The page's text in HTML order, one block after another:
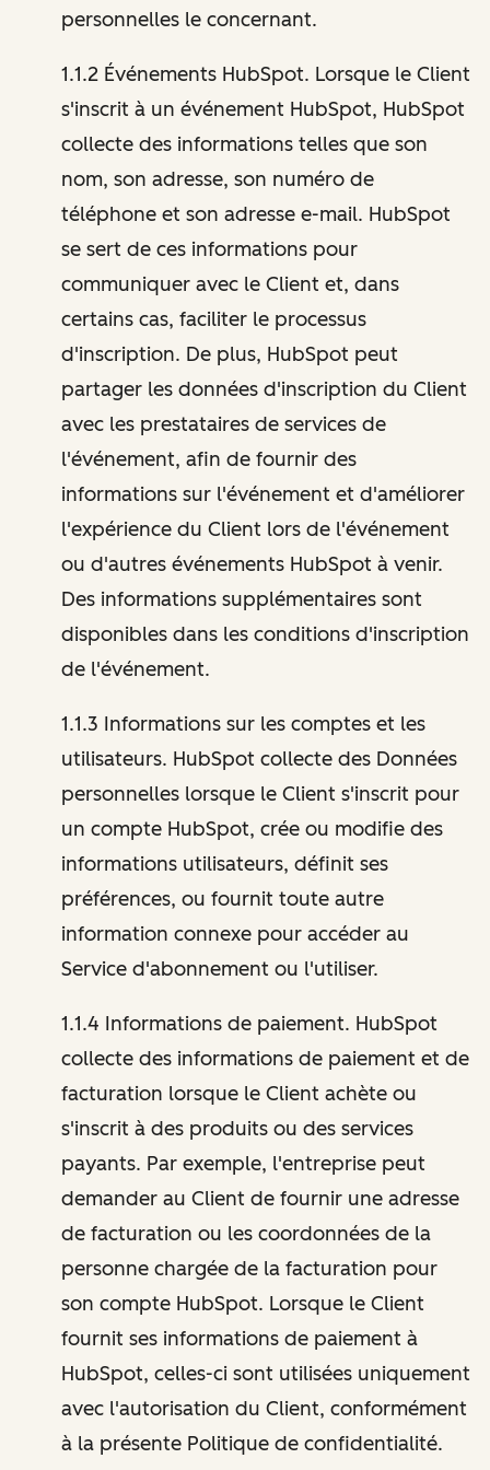
personnelles le concernant.
1.1.2 Événements HubSpot. Lorsque le Client
s'inscrit à un événement HubSpot, HubSpot
collecte des informations telles que son
nom, son adresse, son numéro de
téléphone et son adresse e-mail. HubSpot
se sert de ces informations pour
communiquer avec le Client et, dans
certains cas, faciliter le processus
d'inscription. De plus, HubSpot peut
partager les données d'inscription du Client
avec les prestataires de services de
l'événement, afin de fournir des
informations sur l'événement et d'améliorer
l'expérience du Client lors de l'événement
ou d'autres événements HubSpot à venir.
Des informations supplémentaires sont
disponibles dans les conditions d'inscription
de l'événement.
1.1.3 Informations sur les comptes et les
utilisateurs. HubSpot collecte des Données
personnelles lorsque le Client s'inscrit pour
un compte HubSpot, crée ou modifie des
informations utilisateurs, définit ses
préférences, ou fournit toute autre
information connexe pour accéder au
Service d'abonnement ou l'utiliser.
1.1.4 Informations de paiement. HubSpot
collecte des informations de paiement et de
facturation lorsque le Client achète ou
s'inscrit à des produits ou des services
payants. Par exemple, l'entreprise peut
demander au Client de fournir une adresse
de facturation ou les coordonnées de la
personne chargée de la facturation pour
son compte HubSpot. Lorsque le Client
fournit ses informations de paiement à
HubSpot, celles-ci sont utilisées uniquement
avec l'autorisation du Client, conformément
à la présente Politique de confidentialité.